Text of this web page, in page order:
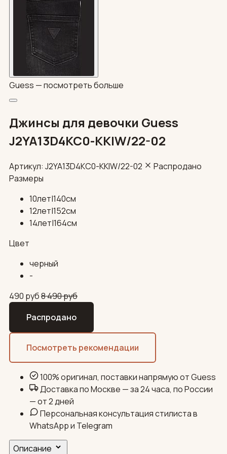
Guess —посмотреть больше
Джинсы для девочки Guess
J2YA13D4KC0-KKIW/22-02
Артикул: J2YA13D4KC0-KKIW/22-02
Распродано
Размеры
10лет|140см
12лет|152см
14лет|164см
Цвет
черный
-
490 руб8 490руб
Распродано
Посмотреть рекомендации
100% оригинал, поставки напрямую от Guess
Доставка по Москве — за 24 часа, по России
— от 2 дней
Персональная консультация стилиста в
WhatsApp и Telegram
Описание